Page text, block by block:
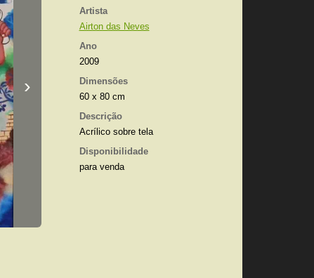
Artista
Airton das Neves
Ano
2009
Dimensões
60 x 80 cm
Descrição
Acrílico sobre tela
Disponibilidade
para venda
›